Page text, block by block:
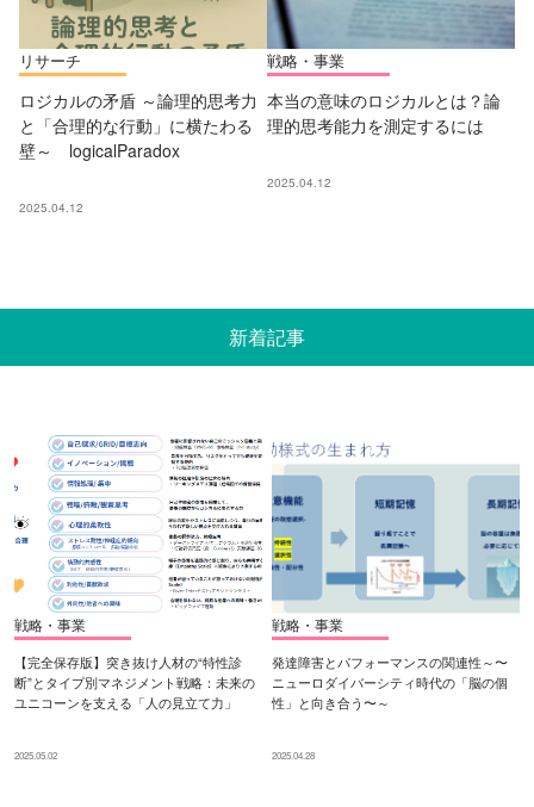
リサーチ
ロジカルの矛盾 ～論理的思考力
と「合理的な行動」に横たわる
壁～ logicalParadox
2025.04.12
戦略・事業
本当の意味のロジカルとは？論
理的思考能力を測定するには
2025.04.12
新着記事
戦略・事業
【完全保存版】突き抜け人材の“特性診
断”とタイプ別マネジメント戦略：未来の
ユニコーンを支える「人の見立て力」
2025.05.02
戦略・事業
発達障害とパフォーマンスの関連性～〜
ニューロダイバーシティ時代の「脳の個
性」と向き合う〜～
2025.04.28